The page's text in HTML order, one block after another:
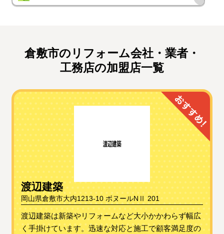
倉敷市のリフォーム会社・業者・
工務店の加盟店一覧
渡辺建築
岡山県倉敷市大内1213-10 ボヌールNⅡ 201
渡辺建築は新築やリフォームなど大小かかわらず幅広
く手掛けています。迅速な対応と施工で顧客満足度の